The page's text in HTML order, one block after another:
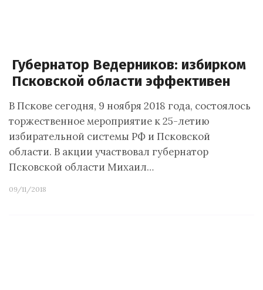
Губернатор Ведерников: избирком
Псковской области эффективен
В Пскове сегодня, 9 ноября 2018 года, состоялось
торжественное мероприятие к 25-летию
избирательной системы РФ и Псковской
области. В акции участвовал губернатор
Псковской области Михаил…
09/11/2018